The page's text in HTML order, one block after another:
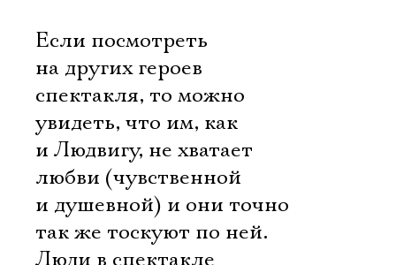
Если посмотреть
на других героев
спектакля, то можно
увидеть, что им, как
и Людвигу, не хватает
любви (чувственной
и душевной) и они точно
так же тоскуют по ней.
Люди в спектакле